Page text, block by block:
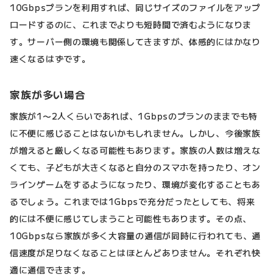
10Gbpsプランを利用すれば、同じサイズのファイルをアップ
ロードするのに、これまでよりも短時間で済むようになりま
す。サーバー側の環境も関係してきますが、体感的にはかなり
速くなるはずです。
家族が多い場合
家族が1〜2人くらいであれば、1Gbpsのプランのままでも特
に不便に感じることはないかもしれません。しかし、今後家族
が増えると厳しくなる可能性もあります。家族の人数は増えな
くても、子どもが大きくなると自分のスマホを持ったり、オン
ラインゲームをするようになったり、環境が変化することもあ
るでしょう。これまでは1Gbpsで充分だったとしても、将来
的には不便に感じてしまうこと可能性もあります。その点、
10Gbpsなら家族が多く大容量の通信が同時に行われても、通
信速度が足りなくなることはほとんどありません。それぞれ快
適に通信できます。